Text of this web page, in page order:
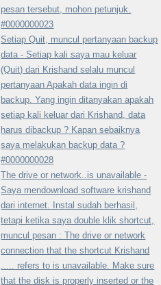
pesan tersebut, mohon petunjuk.
#0000000023
Setiap Quit, muncul pertanyaan backup
data - Setiap kali saya mau keluar
(Quit) dari Krishand selalu muncul
pertanyaan Apakah data ingin di
backup. Yang ingin ditanyakan apakah
setiap kali keluar dari Krishand, data
harus dibackup ? Kapan sebaiknya
saya melakukan backup data ?
#0000000028
The drive or network..is unavailable -
Saya mendownload software krishand
dari internet. Instal sudah berhasil,
tetapi ketika saya double klik shortcut,
muncul pesan : The drive or network
connection that the shortcut Krishand
..... refers to is unavailable. Make sure
that the disk is properly inserted or the